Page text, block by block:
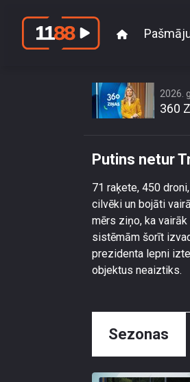
2026.
360
Putins netur
71 raķete, 450
cilvēki un bojāti
mērs ziņo, ka
sistēmām šorīt
prezidenta lepni
objektus neaiztiks.
Sezonas